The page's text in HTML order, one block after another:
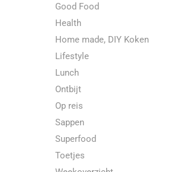
Good Food
Health
Home made, DIY Koken
Lifestyle
Lunch
Ontbijt
Op reis
Sappen
Superfood
Toetjes